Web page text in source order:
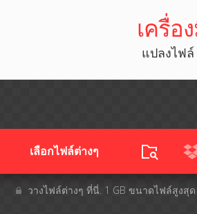
เครื่อ
แปลงไฟ
เลือกไฟล์ต่างๆ​
วางไฟล์ต่างๆ​ ที่นี่. 1 GB ขนาดไฟล์สูงสุ